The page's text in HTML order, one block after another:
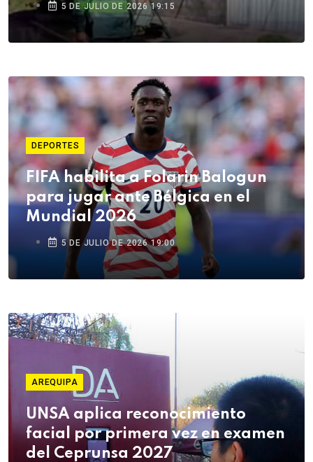
5 DE JULIO DE 2026 19:15
DEPORTES
FIFA habilita a Folarin Balogun
para jugar ante Bélgica en el
Mundial 2026
5 DE JULIO DE 2026 19:00
AREQUIPA
UNSA aplica reconocimiento
facial por primera vez en examen
del Ceprunsa 2027